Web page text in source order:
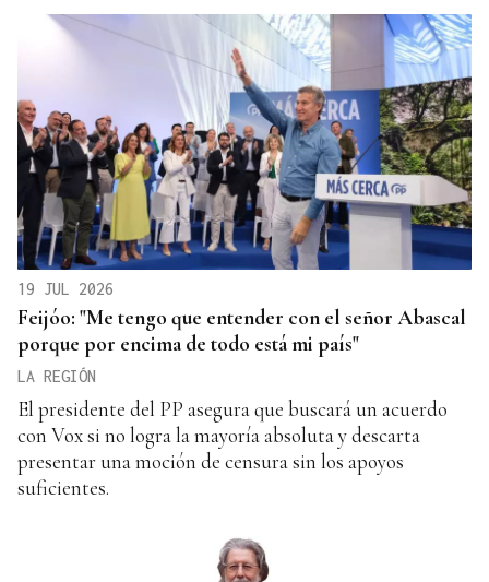
19 JUL 2026
Feijóo: "Me tengo que entender con el señor Abascal
porque por encima de todo está mi país"
LA REGIÓN
El presidente del PP asegura que buscará un acuerdo
con Vox si no logra la mayoría absoluta y descarta
presentar una moción de censura sin los apoyos
suficientes.